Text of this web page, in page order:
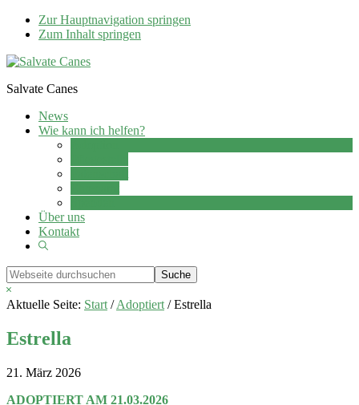
Zur Hauptnavigation springen
Zum Inhalt springen
Salvate Canes
News
Wie kann ich helfen?
Über uns
Kontakt
Show
Webseite
durchsuchen
Hide
Search
Aktuelle Seite: Start / Adoptiert /Estrella
Estrella
21. März 2026
ADOPTIERT AM 21.03.2026